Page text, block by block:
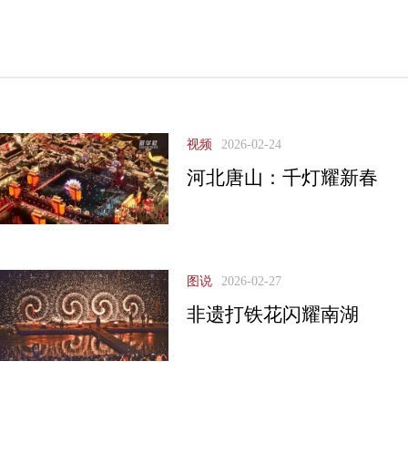
视频 2026-02-24
河北唐山：千灯耀新春
图说 2026-02-27
非遗打铁花闪耀南湖